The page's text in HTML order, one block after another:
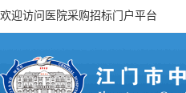
欢迎访问医院采购招标门户平台